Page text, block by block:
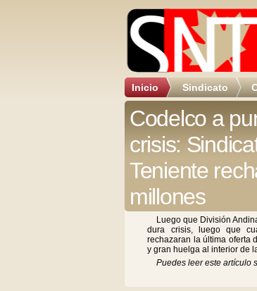
Inicio Sindicato
Codelco a
crisis:
Teniente
millones
Luego que División
dura crisis, luego que
rechazaran la última oferta
y gran huelga al interior de
Puedes leer este artículo